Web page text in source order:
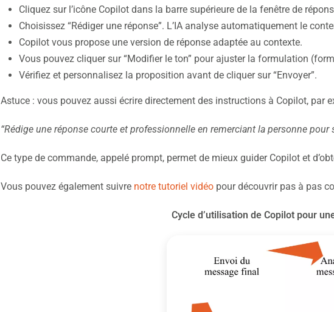
Cliquez sur l’icône Copilot dans la barre supérieure de la fenêtre de
Choisissez “Rédiger une réponse”. L’IA analyse automatiquement le
Copilot vous propose une version de réponse adaptée au contexte.
Vous pouvez cliquer sur “Modifier le ton” pour ajuster la formulation
Vérifiez et personnalisez la proposition avant de cliquer sur “Envoyer”.
Astuce : vous pouvez aussi écrire directement des instructions à Copilot, par
“Rédige une réponse courte et professionnelle en remerciant la personne pour
Ce type de commande, appelé prompt, permet de mieux guider Copilot et
Vous pouvez également suivre notre tutoriel vidéo pour découvrir pas à pas
Cycle d’utilisation de Copilot pour